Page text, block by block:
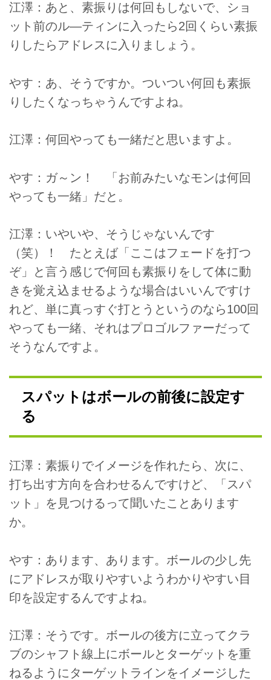
江澤：あと、素振りは何回もしないで、ショ
ット前のル―ティンに入ったら2回くらい素振
りしたらアドレスに入りましょう。
やす：あ、そうですか。ついつい何回も素振
りしたくなっちゃうんですよね。
江澤：何回やっても一緒だと思いますよ。
やす：ガ～ン！ 「お前みたいなモンは何回
やっても一緒」だと。
江澤：いやいや、そうじゃないんです
（笑）！ たとえば「ここはフェードを打つ
ぞ」と言う感じで何回も素振りをして体に動
きを覚え込ませるような場合はいいんですけ
れど、単に真っすぐ打とうというのなら100回
やっても一緒、それはプロゴルファーだって
そうなんですよ。
スパットはボールの前後に設定す
る
江澤：素振りでイメージを作れたら、次に、
打ち出す方向を合わせるんですけど、「スパ
ット」を見つけるって聞いたことあります
か。
やす：あります、あります。ボールの少し先
にアドレスが取りやすいようわかりやすい目
印を設定するんですよね。
江澤：そうです。ボールの後方に立ってクラ
ブのシャフト線上にボールとターゲットを重
ねるようにターゲットラインをイメージした